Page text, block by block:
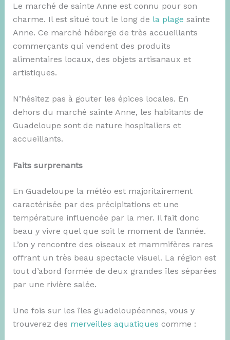
Le marché de sainte Anne est connu pour son
charme. Il est situé tout le long de la plage sainte
Anne. Ce marché héberge de très accueillants
commerçants qui vendent des produits
alimentaires locaux, des objets artisanaux et
artistiques.
N’hésitez pas à gouter les épices locales. En
dehors du marché sainte Anne, les habitants de
Guadeloupe sont de nature hospitaliers et
accueillants.
Faits surprenants
En Guadeloupe la météo est majoritairement
caractérisée par des précipitations et une
température influencée par la mer. Il fait donc
beau y vivre quel que soit le moment de l’année.
L’on y rencontre des oiseaux et mammifères rares
offrant un très beau spectacle visuel. La région est
tout d’abord formée de deux grandes îles séparées
par une rivière salée.
Une fois sur les îles guadeloupéennes, vous y
trouverez des merveilles aquatiques comme :